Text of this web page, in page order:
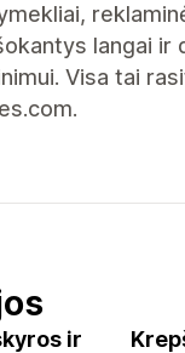
langai ir
Visa tai
ir